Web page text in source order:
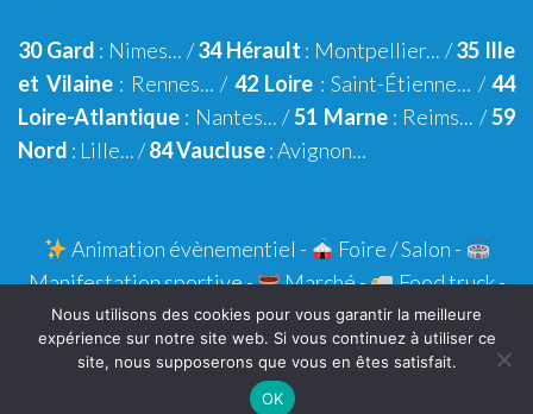
30 Gard : Nimes... /34 Hérault : Montpellier... /35 Ille
et Vilaine: Rennes... / 42 Loire : Saint-Étienne... /44
Loire-Atlantique : Nantes... /51 Marne: Reims... /59
Nord : Lille... /84 Vaucluse:Avignon...
Animation évènementiel -
Foire / Salon -
Manifestation sportive -
Marché - Food truck-
Kit Paella
TraiteurPaella.fr:Blog-Franchise-Partenaires -
Mentions légales
Nous utilisons des cookies pour vous garantir la meilleure
expérience sur notre site web. Si vous continuez à utiliser ce
site, nous supposerons que vous en êtes satisfait.
OK